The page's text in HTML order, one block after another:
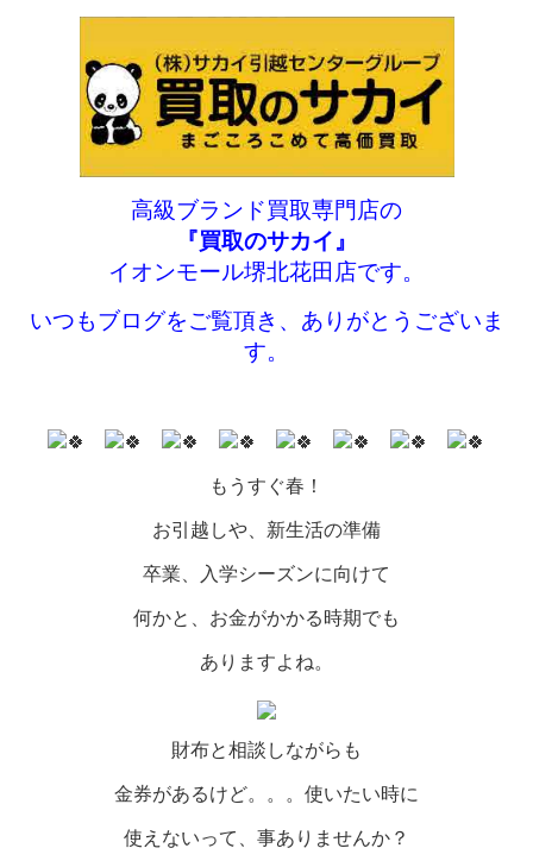
高級ブランド買取専門店の
『買取のサカイ』
イオンモール堺北花田店です。
いつもブログをご覧頂き、ありがとうございま
す。
もうすぐ春！
お引越しや、新生活の準備
卒業、入学シーズンに向けて
何かと、お金がかかる時期でも
ありますよね。
財布と相談しながらも
金券があるけど。。。使いたい時に
使えないって、事ありませんか？